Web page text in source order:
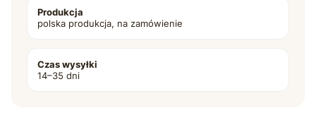
Produkcja
polska produkcja, na zamówienie
Czas wysyłki
14–35 dni